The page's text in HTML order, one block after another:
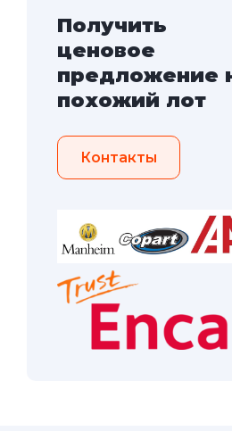
Получить
ценовое
предложение
похожий лот
Контакты